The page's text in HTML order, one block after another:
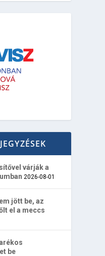
várják a
2026-08-01
jött be, az
el a meccs
be